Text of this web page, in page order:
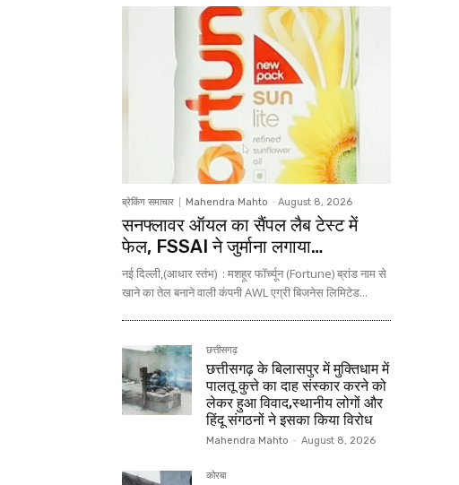
ब्रेकिंग समाचार Mahendra Mahto - August 8, 2026
सनफ्लावर ऑयल का सैंपल लैब टेस्ट में
फेल, FSSAI ने जुर्माना लगाया…
नई दिल्ली,(आधार स्तंभ) : मशहूर फॉर्च्यून (Fortune) ब्रांड नाम से
खाने का तेल बनाने वाली कंपनी AWL एग्री बिजनेस लिमिटेड...
छत्तीसगढ़
छत्तीसगढ़ के बिलासपुर में मुक्तिधाम में
पालतू कुत्ते का दाह संस्कार करने को
लेकर हुआ विवाद,स्थानीय लोगों और
हिंदू संगठनों ने इसका किया विरोध
Mahendra Mahto - August 8, 2026
कोरबा